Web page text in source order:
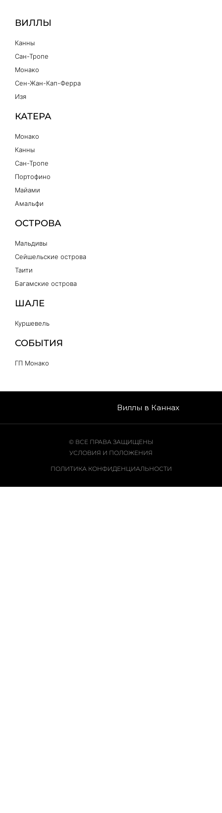
ВИЛЛЫ
Канны
Сан-Тропе
Монако
Сен-Жан-Кап-Ферра
Изя
КАТЕРА
Монако
Канны
Сан-Тропе
Портофино
Майами
Амальфи
ОСТРОВА
Мальдивы
Сейшельские острова
Таити
Багамские острова
ШАЛЕ
Куршевель
СОБЫТИЯ
ГП Монако
Виллы в Каннах
© ВСЕ ПРАВА ЗАЩИЩЕНЫ
УСЛОВИЯ И ПОЛОЖЕНИЯ
ПОЛИТИКА КОНФИДЕНЦИАЛЬНОСТИ